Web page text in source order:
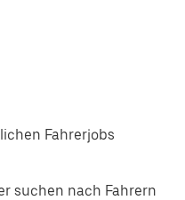
Fahrerjobs
suchen nach Fahrern